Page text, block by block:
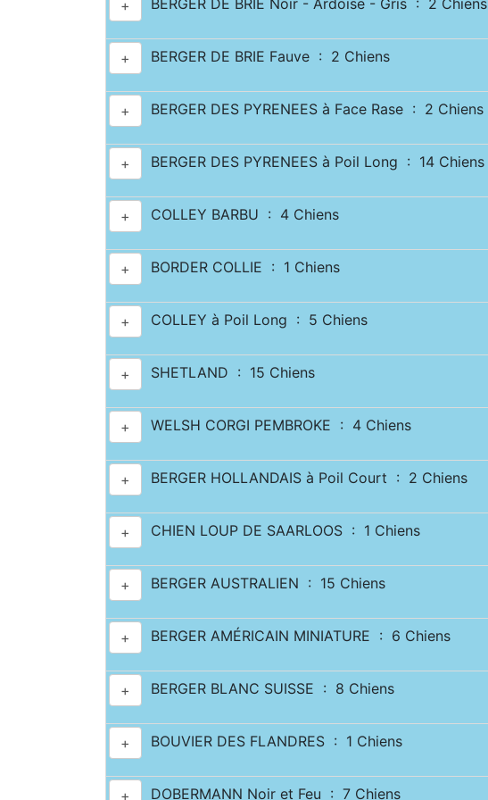
+ BERGER DE BRIE Noir - Ardoise - Gris : 2 Chiens
+ BERGER DE BRIE Fauve : 2 Chiens
+ BERGER DES PYRENEES à Face Rase : 2 Chiens
+ BERGER DES PYRENEES à Poil Long : 14 Chiens
+ COLLEY BARBU : 4 Chiens
+ BORDER COLLIE : 1 Chiens
+ COLLEY à Poil Long : 5 Chiens
+ SHETLAND : 15 Chiens
+ WELSH CORGI PEMBROKE : 4 Chiens
+ BERGER HOLLANDAIS à Poil Court : 2 Chiens
+ CHIEN LOUP DE SAARLOOS : 1 Chiens
+ BERGER AUSTRALIEN : 15 Chiens
+ BERGER AMÉRICAIN MINIATURE : 6 Chiens
+ BERGER BLANC SUISSE : 8 Chiens
+ BOUVIER DES FLANDRES : 1 Chiens
+ DOBERMANN Noir et Feu : 7 Chiens